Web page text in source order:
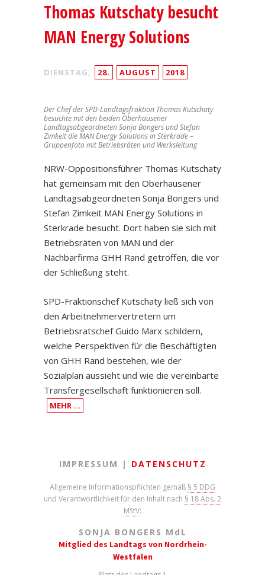
Thomas Kutschaty besucht
MAN Energy Solutions
DIENSTAG, 28. AUGUST 2018
Der Chef der SPD-Landtagsfraktion Thomas Kutschaty
besuchte mit den beiden Oberhausener
Landtagsabgeordneten Sonja Bongers und Stefan
Zimkeit die MAN Energy Solutions in Sterkrade –
Gruppenfoto mit Betriebsräten und Werksleitung
NRW-Oppositionsführer Thomas Kutschaty
hat gemeinsam mit den Oberhausener
Landtagsabgeordneten Sonja Bongers und
Stefan Zimkeit MAN Energy Solutions in
Sterkrade besucht. Dort haben sie sich mit
Betriebsräten von MAN und der
Nachbarfirma GHH Rand getroffen, die vor
der Schließung steht.
SPD-Fraktionschef Kutschaty ließ sich von
den Arbeitnehmervertretern um
Betriebsratschef Guido Marx schildern,
welche Perspektiven für die Beschäftigten
von GHH Rand bestehen, wie der
Sozialplan aussieht und wie die vereinbarte
Transfergesellschaft funktionieren soll.
MEHR …
IMPRESSUM | DATENSCHUTZ
Allgemeine Informationspflichten gemäß § 5 DDG
und Verantwortlichkeit für den Inhalt nach § 18 Abs. 2
MStV:
SONJA BONGERS M d L
Mitglied des Landtags von Nordrhein-
Westfalen